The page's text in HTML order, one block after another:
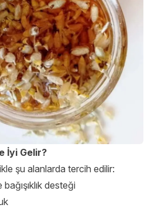
İyi Gelir?
şu alanlarda tercih edilir:
desteği